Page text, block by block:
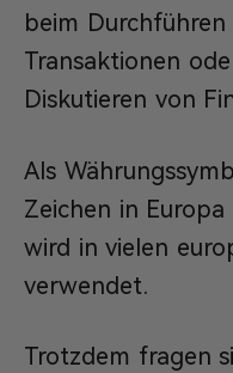
beim
Transaktionen
Diskutieren von
Als
Zeichen in
wird in vielen
verwendet.
Trotzdem fragen